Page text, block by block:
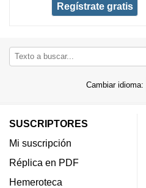
Regístrate gratis
Cambiar idioma:
SUSCRIPTORES
Mi suscripción
Réplica en PDF
Hemeroteca